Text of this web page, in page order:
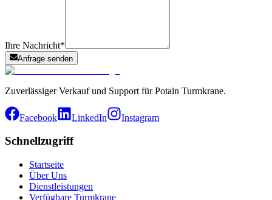
Ihre Nachricht*
Anfrage senden
Zuverlässiger Verkauf und Support für Potain Turmkrane.
Facebook LinkedIn Instagram
Schnellzugriff
Startseite
Über Uns
Dienstleistungen
Verfügbare Turmkrane